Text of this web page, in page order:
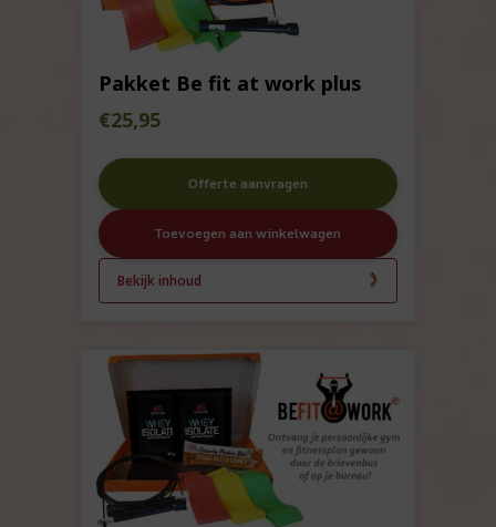
Pakket Be fit at work plus
€25,95
Offerte aanvragen
Toevoegen aan winkelwagen
Bekijk inhoud